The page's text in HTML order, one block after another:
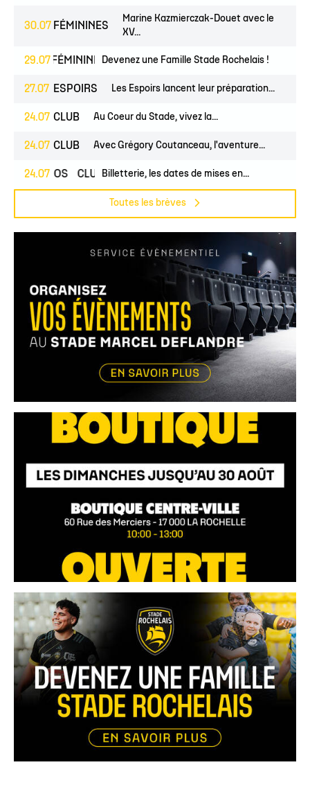
30.07 FÉMININES
Marine Kazmierczak-Douet avec le
XV...
29.07FÉMININES CLUB
Devenez une Famille Stade Rochelais !
27.07 ESPOIRS Les Espoirs lancent leur préparation...
24.07 CLUB Au Coeur du Stade, vivez la...
24.07 CLUB Avec Grégory Coutanceau, l'aventure...
24.07
PROS CLUB Billetterie, les dates de mises en...
Toutes les brèves